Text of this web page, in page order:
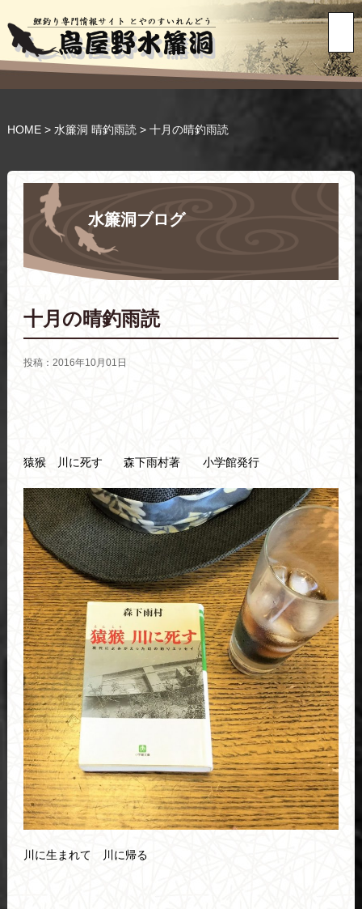
HOME> 水簾洞 晴釣雨読 > 十月の晴釣雨読
水簾洞ブログ
十月の晴釣雨読
投稿：2016年10月01日
猿猴 川に死す 森下雨村著 小学館発行
川に生まれて 川に帰る